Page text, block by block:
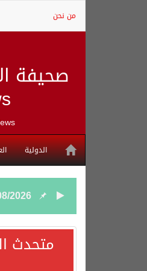
من نحن
صحيفة
الدولية
2026
2026
متحدث